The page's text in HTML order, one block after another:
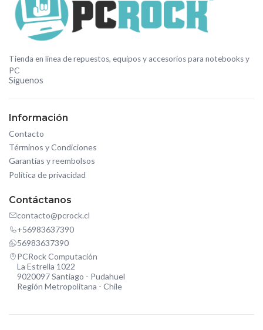
Tienda en línea de repuestos, equipos y accesorios para notebooks y
PC
Síguenos
Información
Contacto
Términos y Condiciones
Garantías y reembolsos
Política de privacidad
Contáctanos
contacto@pcrock.cl
+56983637390
56983637390
PCRock Computación
La Estrella 1022
9020097 Santiago - Pudahuel
Región Metropolitana - Chile